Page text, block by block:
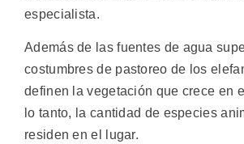
especialista.
Además de las fuentes de agua
costumbres de pastoreo de los
definen la vegetación que crece en
lo tanto, la cantidad de especies
residen en el lugar.